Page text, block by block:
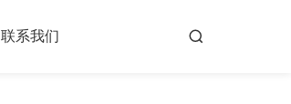
联系我们